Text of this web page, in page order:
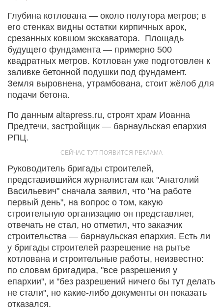
Глубина котлована — около полутора метров; в
его стенках видны остатки кирпичных арок,
срезанных ковшом экскаватора. Площадь
будущего фундамента — примерно 500
квадратных метров. Котлован уже подготовлен к
заливке бетонной подушки под фундамент.
Земля выровнена, утрамбована, стоит жёлоб для
подачи бетона.
По данным altapress.ru, строят храм Иоанна
Предтечи, застройщик — барнаульская епархия
РПЦ.
Руководитель бригады строителей,
представившийся журналистам как "Анатолий
Васильевич" сначала заявил, что "на работе
первый день", на вопрос о том, какую
строительную организацию он представляет,
отвечать не стал, но отметил, что заказчик
строительства — барнаульская епархия. Есть ли
у бригады строителей разрешение на рытье
котлована и строительные работы, неизвестно:
по словам бригадира, "все разрешения у
епархии", и "без разрешений ничего бы тут делать
не стали", но какие-либо документы он показать
отказался.